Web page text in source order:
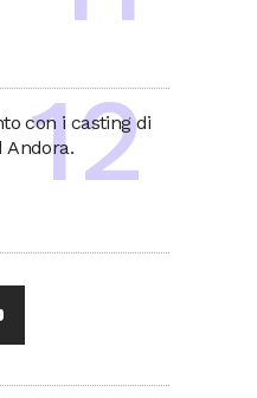
con i casting di
Andora.